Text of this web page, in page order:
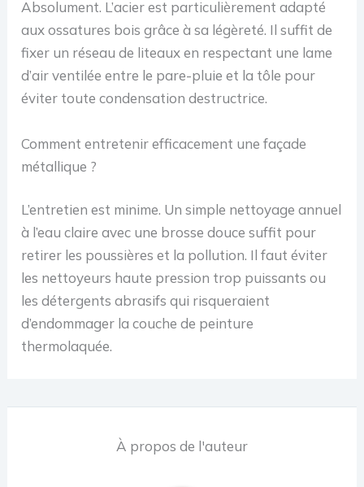
Absolument. L’acier est particulièrement adapté
aux ossatures bois grâce à sa légèreté. Il suffit de
fixer un réseau de liteaux en respectant une lame
d’air ventilée entre le pare-pluie et la tôle pour
éviter toute condensation destructrice.
Comment entretenir efficacement une façade
métallique ?
L’entretien est minime. Un simple nettoyage annuel
à l’eau claire avec une brosse douce suffit pour
retirer les poussières et la pollution. Il faut éviter
les nettoyeurs haute pression trop puissants ou
les détergents abrasifs qui risqueraient
d’endommager la couche de peinture
thermolaquée.
À propos de l'auteur